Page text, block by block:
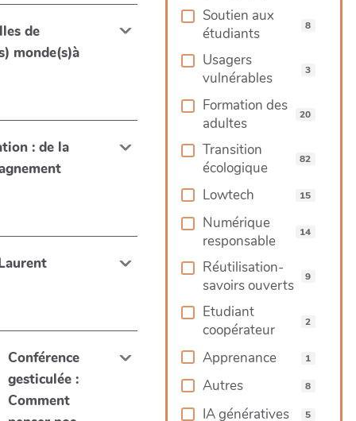
Soutien aux
étudiants
8
Usagers
vulnérables
3
Formation des
adultes
20
Transition
écologique
82
Lowtech 15
Numérique
responsable
14
Réutilisation-
savoirs ouverts
9
Etudiant
coopérateur
2
Apprenance 1
Autres 8
IA génératives 5
de
monde(s)à
: de la
Conférence
gesticulée :
Comment